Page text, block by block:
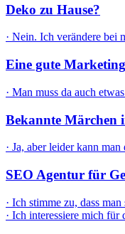
Deko zu Hause?
· Nein. Ich verändere bei
Eine gute
· Man muss da auch
Bekannte Märchen
· Ja, aber leider kann man
SEO Agentur für
· Ich stimme zu, dass man
· Ich interessiere mich für